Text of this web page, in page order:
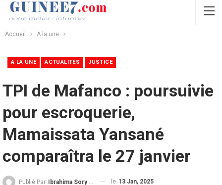
Accueil A la une
A LA UNE ACTUALITÉS JUSTICE
TPI de Mafanco : poursuivie
pour escroquerie,
Mamaissata Yansané
comparaîtra le 27 janvier
Publié Par Ibrahima Sory Diallo le 13 Jan, 2025